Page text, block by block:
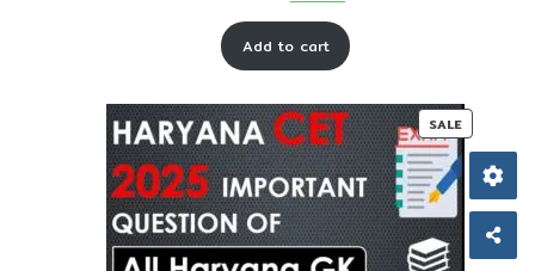
price
was:
00.
price
is:
00.
Add to cart
SALE
ON
SALE